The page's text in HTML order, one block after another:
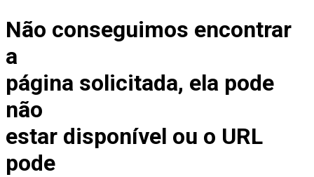
Não conseguimos encontrar
a
página solicitada, ela pode
não
estar disponível ou o URL
pode